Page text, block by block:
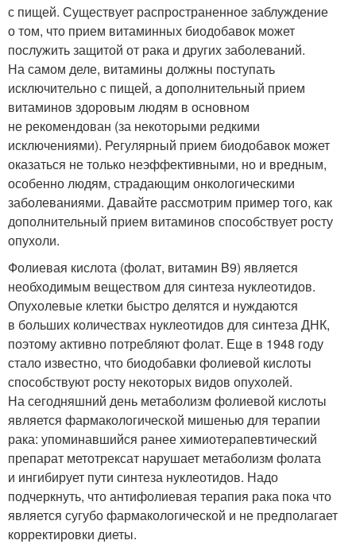
с пищей. Существует распространенное заблуждение
о том, что прием витаминных биодобавок может
послужить защитой от рака и других заболеваний.
На самом деле, витамины должны поступать
исключительно с пищей, а дополнительный прием
витаминов здоровым людям в основном
не рекомендован (за некоторыми редкими
исключениями). Регулярный прием биодобавок может
оказаться не только неэффективными, но и вредным,
особенно людям, страдающим онкологическими
заболеваниями. Давайте рассмотрим пример того, как
дополнительный прием витаминов способствует росту
опухоли.
Фолиевая кислота (фолат, витамин B9) является
необходимым веществом для синтеза нуклеотидов.
Опухолевые клетки быстро делятся и нуждаются
в больших количествах нуклеотидов для синтеза ДНК,
поэтому активно потребляют фолат. Еще в 1948 году
стало известно, что биодобавки фолиевой кислоты
способствуют росту некоторых видов опухолей.
На сегодняшний день метаболизм фолиевой кислоты
является фармакологической мишенью для терапии
рака: упоминавшийся ранее химиотерапевтический
препарат метотрексат нарушает метаболизм фолата
и ингибирует пути синтеза нуклеотидов. Надо
подчеркнуть, что антифолиевая терапия рака пока что
является сугубо фармакологической и не предполагает
корректировки диеты.